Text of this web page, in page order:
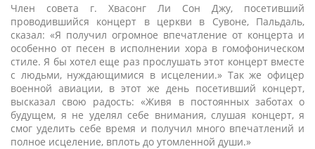
Член совета г. Хвасонг Ли Сон Джу, посетивший
проводившийся концерт в церкви в Сувоне, Пальдаль,
сказал: «Я получил огромное впечатление от концерта и
особенно от песен в исполнении хора в гомофоническом
стиле. Я бы хотел еще раз прослушать этот концерт вместе
с людьми, нуждающимися в исцелении.» Так же офицер
военной авиации, в этот же день посетивший концерт,
высказал свою радость: «Живя в постоянных заботах о
будущем, я не уделял себе внимания, слушая концерт, я
смог уделить себе время и получил много впечатлений и
полное исцеление, вплоть до утомленной души.»